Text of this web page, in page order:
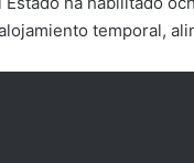
temporal,